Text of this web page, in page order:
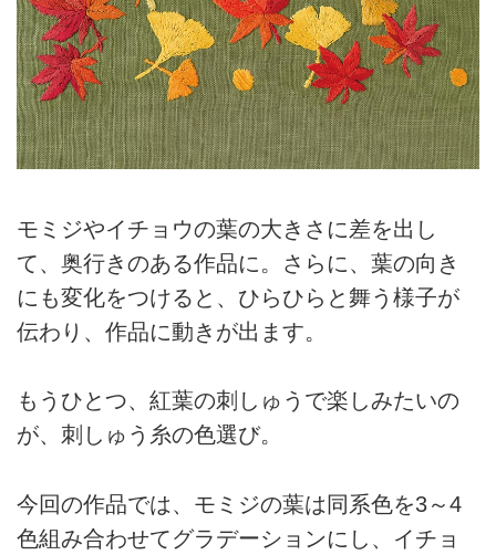
モミジやイチョウの葉の大きさに差を出し
て、奥行きのある作品に。さらに、葉の向き
にも変化をつけると、ひらひらと舞う様子が
伝わり、作品に動きが出ます。
もうひとつ、紅葉の刺しゅうで楽しみたいの
が、刺しゅう糸の色選び。
今回の作品では、モミジの葉は同系色を3～4
色組み合わせてグラデーションにし、イチョ